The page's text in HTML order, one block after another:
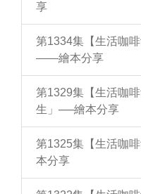
享
第1334集【生活咖
——繪本分享
第1329集【生活咖
生」──繪本分享
第1325集【生活咖
本分享